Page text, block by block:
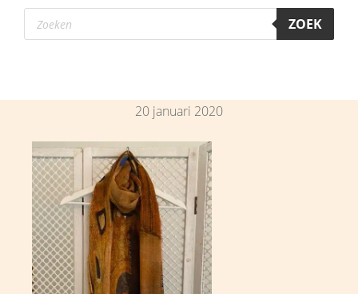
Producten
zoeken ZOEK
20 januari 2020